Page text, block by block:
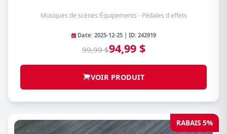
Musiques de scènes/Équipements - Pédales d effets
Date: 2025-12-25 | ID: 242919
99,99 $94,99 $
VOIR PRODUIT
RABAIS 5%